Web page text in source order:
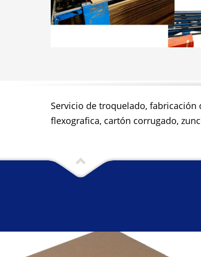
Servicio de troquelado, fabricación
flexografica, cartón corrugado,